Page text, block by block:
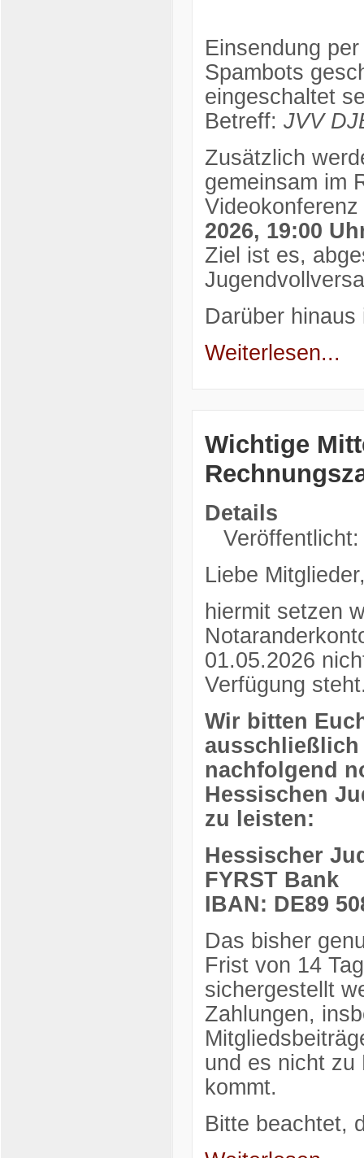
Einsendung
Spambots
eingeschaltet
Betreff: JVV
Zusätzlich
gemeinsam im
2026, 19:00
Ziel ist es,
Darüber hinaus
Weiterlesen...
Wichtige
Details
Liebe
hiermit setzen
01.05.2026
Verfügung
Wir bitten
ausschließlich
nachfolgend
Hessischen
zu leisten:
Hessischer
FYRST Bank
IBAN: DE89
Das bisher
Frist von 14
sichergestellt
Zahlungen,
und es nicht zu
kommt.
Bitte beachtet,